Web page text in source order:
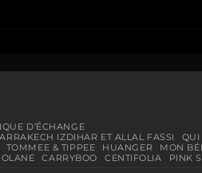
D’ÉCHANGE
IZDIHAR ET ALLAL FASSI
QUI
TOMMEE & TIPPEE HUANGER MON
CARRYBOO CENTIFOLIA PINK